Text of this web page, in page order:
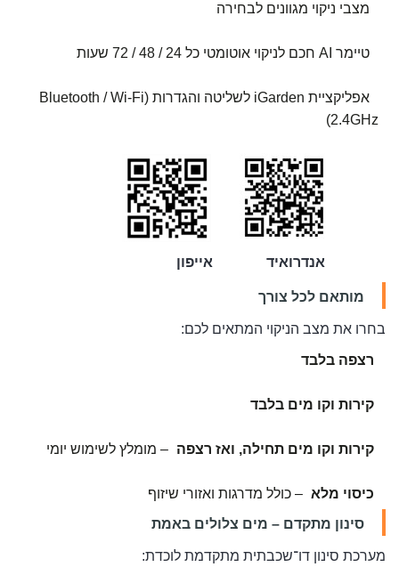
מצבי ניקוי מגוונים לבחירה
טיימר AI חכם לניקוי אוטומטי כל 24 / 48 / 72 שעות
אפליקציית iGarden לשליטה והגדרות (Bluetooth / Wi-Fi
2.4GHz)
אנדרואיד אייפון
מותאם לכל צורך
בחרו את מצב הניקוי המתאים לכם:
רצפה בלבד
קירות וקו מים בלבד
קירות וקו מים תחילה, ואז רצפה – מומלץ לשימוש יומי
כיסוי מלא – כולל מדרגות ואזורי שיזוף
סינון מתקדם – מים צלולים באמת
מערכת סינון דו־שכבתית מתקדמת לוכדת: